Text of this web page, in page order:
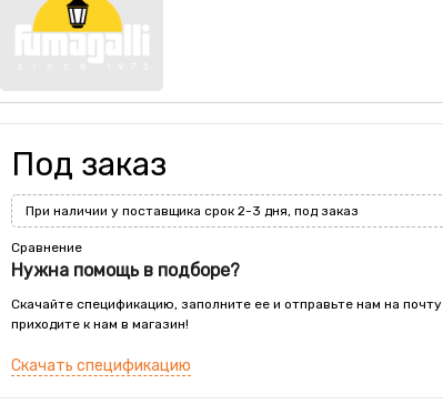
Под заказ
При наличии у поставщика срок 2-3 дня, под заказ
Сравнение
Нужна помощь в подборе?
Скачайте спецификацию, заполните ее и отправьте нам на почту
приходите к нам в магазин!
Скачать спецификацию